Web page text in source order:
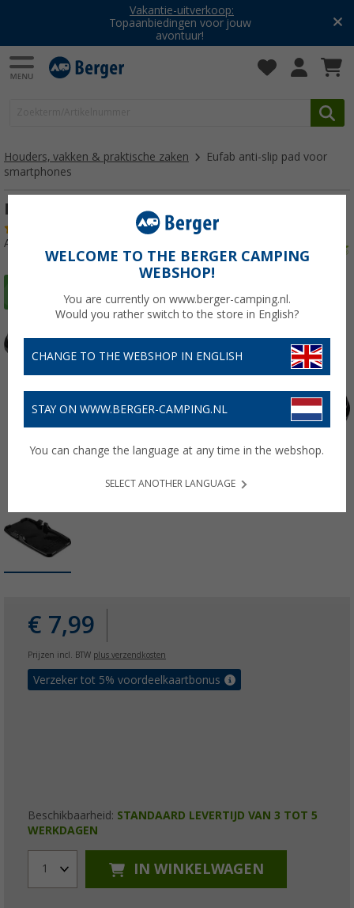
Vakantie-uitverkoop:
Topaanbiedingen voor jouw
avontuur!
Houders, vakken & praktische zaken
Eufab anti-slip pad voor
smartphones
Eufab anti-slip pad voor smartphones
Artikelnr: 340950
€ 7,99
Prijzen incl. BTW plus verzendkosten
Verzeker tot 5% voordeelkaartbonus
Beschikbaarheid: STANDAARD LEVERTIJD VAN 3 TOT 5
WERKDAGEN
1 IN WINKELWAGEN
WELCOME TO THE BERGER CAMPING
WEBSHOP!
You are currently on www.berger-camping.nl.
Would you rather switch to the store in English?
CHANGE TO THE WEBSHOP IN ENGLISH
STAY ON WWW.BERGER-CAMPING.NL
You can change the language at any time in the webshop.
SELECT ANOTHER LANGUAGE